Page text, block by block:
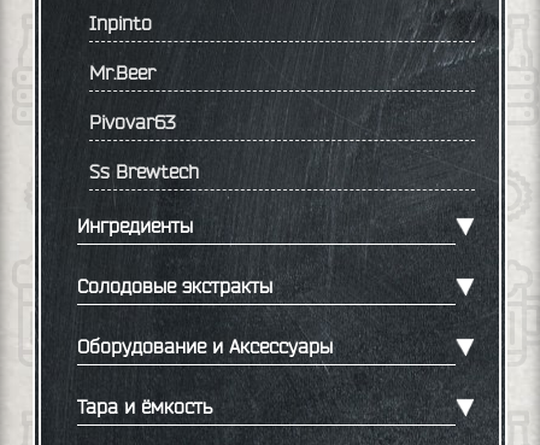
Inpinto
Mr.Beer
Pivovar63
Ss Brewtech
Ингредиенты
Солодовые экстракты
Оборудование и Аксессуары
Тара и ёмкость